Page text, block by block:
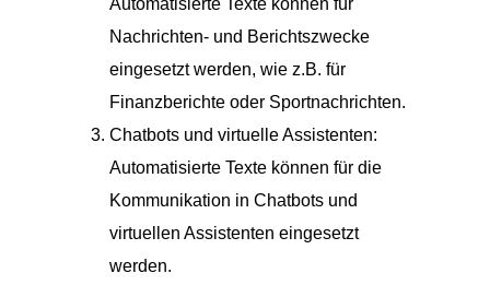
Automatisierte Texte können für
Nachrichten- und Berichtszwecke
eingesetzt werden, wie z.B. für
Finanzberichte oder Sportnachrichten.
Chatbots und virtuelle Assistenten:
Automatisierte Texte können für die
Kommunikation in Chatbots und
virtuellen Assistenten eingesetzt
werden.